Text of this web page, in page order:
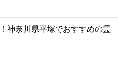
神奈川県平塚でおすすめの霊